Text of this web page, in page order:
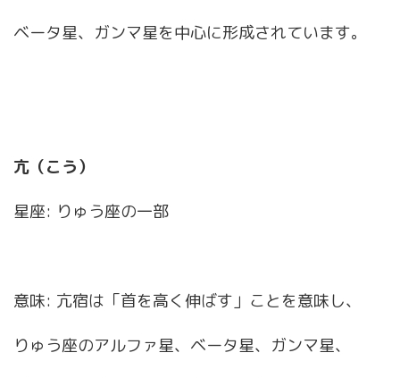
ベータ星、ガンマ星を中心に形成されています。
亢（こう）
星座: りゅう座の一部
意味: 亢宿は「首を高く伸ばす」ことを意味し、
りゅう座のアルファ星、ベータ星、ガンマ星、